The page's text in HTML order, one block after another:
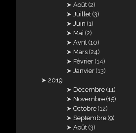
Août (2)
Juillet (3)
Juin (1)
Mai (2)
Avril (10)
Mars (24)
Février (14)
Janvier (13)
2019
Décembre (11)
Novembre (15)
Octobre (12)
Septembre (9)
Août (3)